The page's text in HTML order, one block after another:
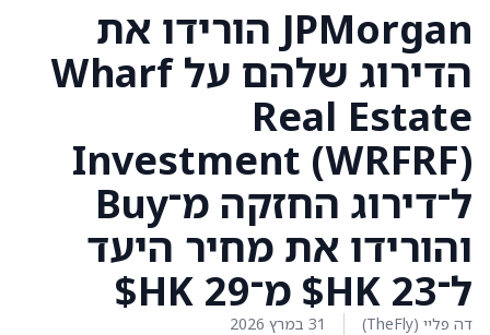
JPMorgan הורידו את
הדירוג שלהם על Wharf
Real Estate
Investment (WRFRF)
ל־דירוג החזקה מ־Buy
והורידו את מחיר היעד
ל־23 HK$ מ־29 HK$
דה פליי (TheFly) 31 במרץ 2026